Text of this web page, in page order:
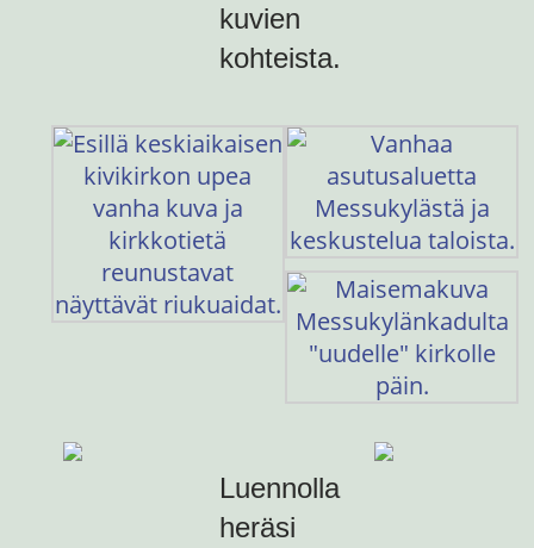
kuvien
kohteista.
Luennolla
heräsi